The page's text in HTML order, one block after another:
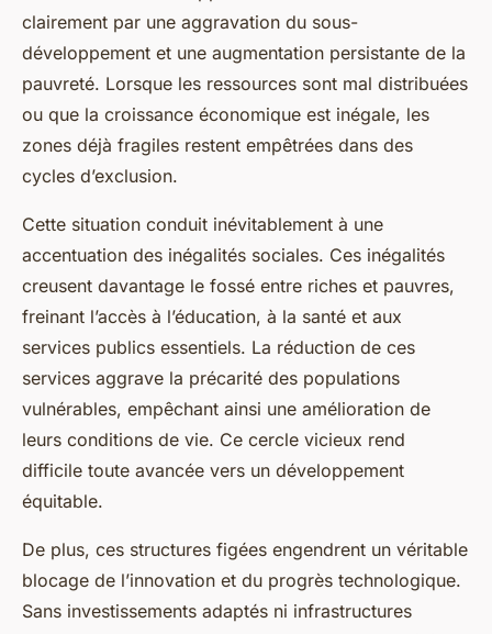
clairement par une aggravation du sous-
développement et une augmentation persistante de la
pauvreté. Lorsque les ressources sont mal distribuées
ou que la croissance économique est inégale, les
zones déjà fragiles restent empêtrées dans des
cycles d’exclusion.
Cette situation conduit inévitablement à une
accentuation des inégalités sociales. Ces inégalités
creusent davantage le fossé entre riches et pauvres,
freinant l’accès à l’éducation, à la santé et aux
services publics essentiels. La réduction de ces
services aggrave la précarité des populations
vulnérables, empêchant ainsi une amélioration de
leurs conditions de vie. Ce cercle vicieux rend
difficile toute avancée vers un développement
équitable.
De plus, ces structures figées engendrent un véritable
blocage de l’innovation et du progrès technologique.
Sans investissements adaptés ni infrastructures